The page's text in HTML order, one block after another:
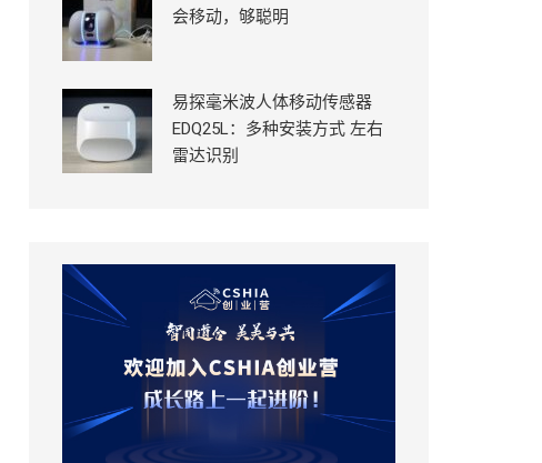
会移动，够聪明
易探毫米波人体移动传感器
EDQ25L：多种安装方式 左右
雷达识别